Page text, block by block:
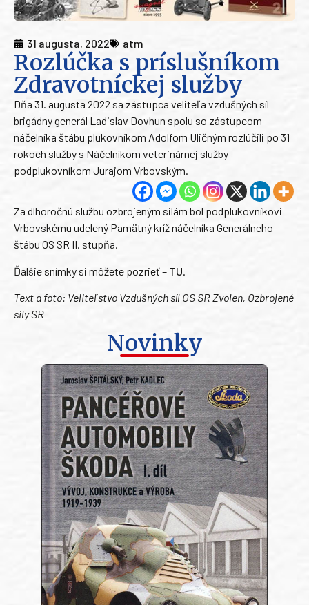
31 augusta, 2022 atm
Rozlúčka s príslušníkom
Zdravotníckej služby
Dňa 31. augusta 2022 sa zástupca veliteľa vzdušných síl
brigádny generál Ladislav Dovhun spolu so zástupcom
náčelníka štábu plukovníkom Adolfom Uličným rozlúčili po 31
rokoch služby s Náčelníkom veterinárnej služby
podplukovníkom Jurajom Vrbovským.
Za dlhoročnú službu ozbrojeným silám bol podplukovníkovi
Vrbovskému udelený Pamätný kríž náčelníka Generálneho
štábu OS SR II. stupňa.
Ďalšie snímky si môžete pozrieť – TU
Text a foto: Veliteľstvo Vzdušných síl OS SR Zvolen, Ozbrojené
sily SR
Novinky